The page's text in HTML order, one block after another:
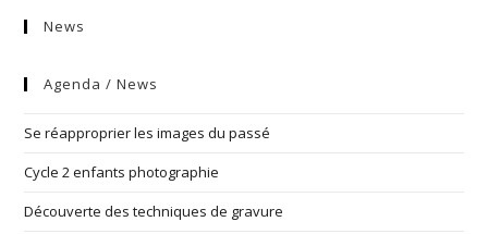
News
Agenda / News
Se réapproprier les images du passé
Cycle 2 enfants photographie
Découverte des techniques de gravure